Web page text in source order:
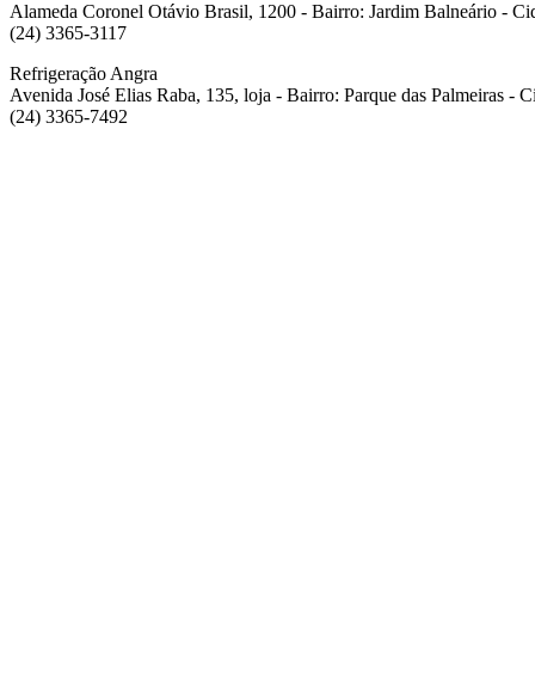
Alameda Coronel Otávio Brasil, 1200 - Bairro: Jardim Balneário -
(24) 3365-3117
Refrigeração Angra
Avenida José Elias Raba, 135, loja - Bairro: Parque das Palmeiras -
(24) 3365-7492